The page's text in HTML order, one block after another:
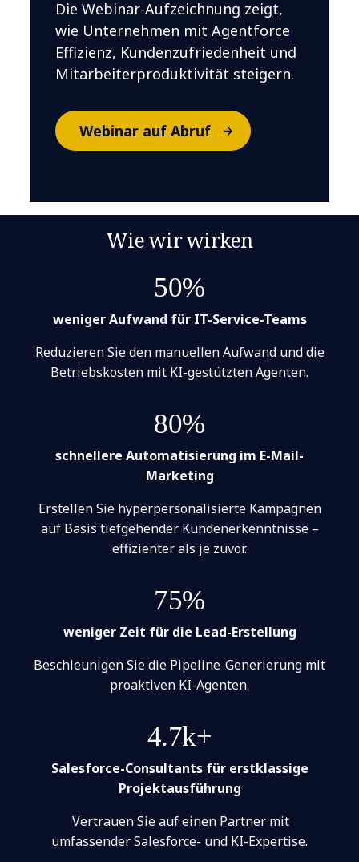
Die Webinar-Aufzeichnung zeigt,
wie Unternehmen mit Agentforce
Effizienz, Kundenzufriedenheit und
Mitarbeiterproduktivität steigern.
Webinar auf Abruf
Wie wir wirken
50%
weniger Aufwand für IT-Service-Teams
Reduzieren Sie den manuellen Aufwand und die
Betriebskosten mit KI-gestützten Agenten.
80%
schnellere Automatisierung im E-Mail-
Marketing
Erstellen Sie hyperpersonalisierte Kampagnen
auf Basis tiefgehender Kundenerkenntnisse –
effizienter als je zuvor.
75%
weniger Zeit für die Lead-Erstellung
Beschleunigen Sie die Pipeline-Generierung mit
proaktiven KI-Agenten.
4.7k+
Salesforce-Consultants für erstklassige
Projektausführung
Vertrauen Sie auf einen Partner mit
umfassender Salesforce- und KI-Expertise.